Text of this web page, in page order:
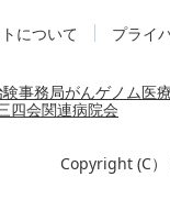
について プライ
事務局がんゲノム医
四会関連病院会
Copyright (C